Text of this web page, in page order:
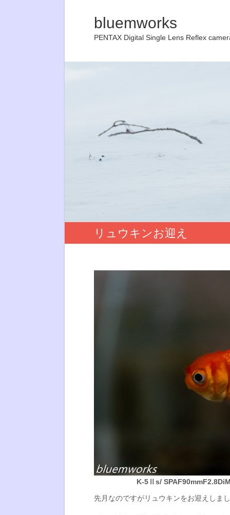
bluemworks
PENTAX Digital Single Lens Reflex
リュウキンお迎え
K-5Ⅱs/
先月なのですがリュウキンをお迎えしまし